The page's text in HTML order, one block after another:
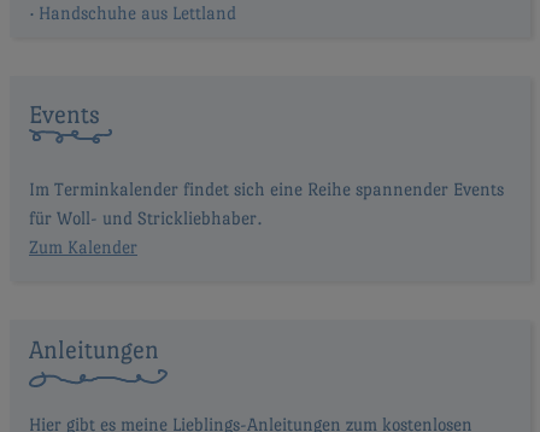
Handschuhe aus Lettland
Events
Im Terminkalender findet sich eine Reihe spannender Events
für Woll- und Strickliebhaber.
Zum Kalender
Anleitungen